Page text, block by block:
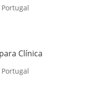
Clínica